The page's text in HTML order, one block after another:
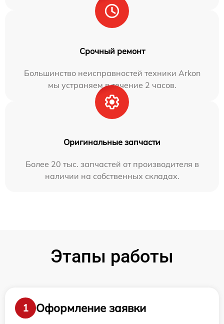
Срочный ремонт
Большинство неисправностей техники Arkon
мы устраняем в течение 2 часов.
Оригинальные запчасти
Более 20 тыс. запчастей от производителя в
наличии на собственных складах.
Этапы работы
1
Оформление заявки